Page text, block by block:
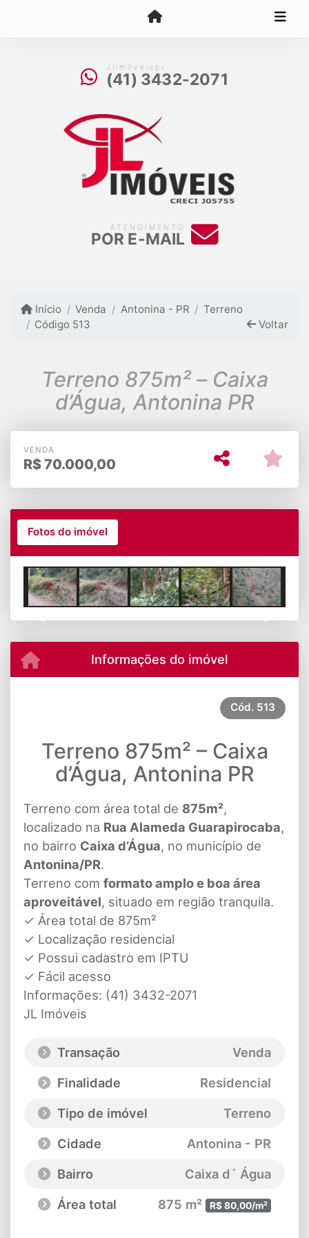
Jlimóveispr
(41) 3432-2071
ATENDIMENTO
POR E-MAIL
Início Venda Antonina - PR
Terreno
Código 513
Voltar
Terreno 875m² – Caixa
d’Água, Antonina PR
VENDA
R$70.000,00
Fotos do imóvel
Informações do imóvel
Cód. 513
Terreno 875m² – Caixa
d’Água, Antonina PR
Terreno com área total de 875m²,
localizado na Rua Alameda Guarapirocaba,
no bairro Caixa d’Água, no município de
Antonina/PR.
Terreno com formato amplo e boa área
aproveitável, situado em região tranquila.
✓ Área total de 875m²
✓ Localização residencial
✓ Possui cadastro em IPTU
✓ Fácil acesso
Informações: (41) 3432-2071
JL Imóveis
Transação
Venda
Finalidade
Residencial
Tipo de imóvel
Terreno
Cidade
Antonina - PR
Bairro
Caixa d´ Água
Área total
875 m² R$ 80,00/m²